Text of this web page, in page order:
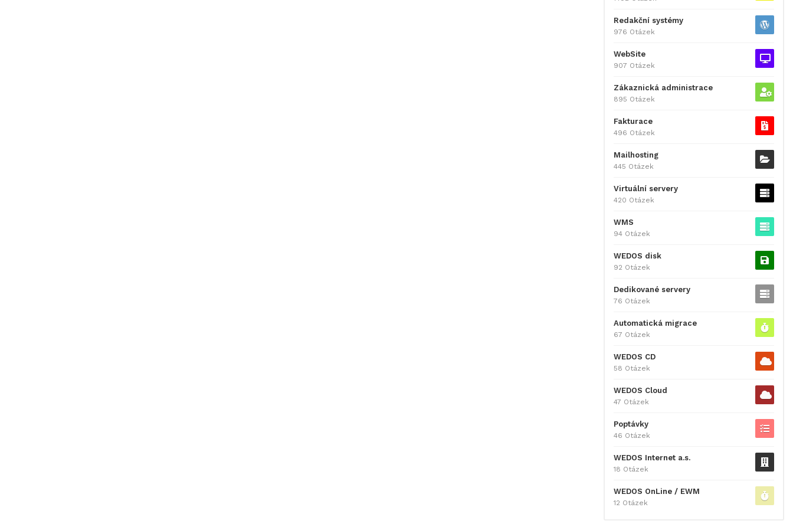
Redakční systémy
976 Otázek
WebSite
907 Otázek
Zákaznická administrace
895 Otázek
Fakturace
496 Otázek
Mailhosting
445 Otázek
Virtuální servery
420 Otázek
WMS
94 Otázek
WEDOS disk
92 Otázek
Dedikované servery
76 Otázek
Automatická migrace
67 Otázek
WEDOS CD
58 Otázek
WEDOS Cloud
47 Otázek
Poptávky
46 Otázek
WEDOS Internet a.s.
18 Otázek
WEDOS OnLine / EWM
12 Otázek